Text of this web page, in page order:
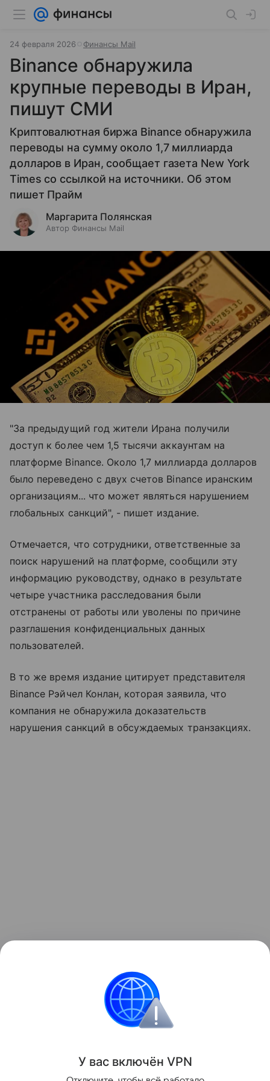
24 февраля 2026 Финансы Mail
Binance обнаружила
крупные переводы в Иран,
пишут СМИ
Криптовалютная биржа Binance обнаружила
переводы на сумму около 1,7 миллиарда
долларов в Иран, сообщает газета New York
Times со ссылкой на источники. Об этом
пишет Прайм
Маргарита Полянская
Автор Финансы Mail
"За предыдущий год жители Ирана получили
доступ к более чем 1,5 тысячи аккаунтам на
платформе Binance. Около 1,7 миллиарда долларов
было переведено с двух счетов Binance иранским
организациям... что может являться нарушением
глобальных санкций", - пишет издание.
Отмечается, что сотрудники, ответственные за
поиск нарушений на платформе, сообщили эту
информацию руководству, однако в результате
четыре участника расследования были
отстранены от работы или уволены по причине
разглашения конфиденциальных данных
пользователей.
В то же время издание цитирует представителя
Binance Рэйчел Конлан, которая заявила, что
компания не обнаружила доказательств
нарушения санкций в обсуждаемых транзакциях.
Данная информация носит исключительно
информационный (ознакомительный) характер и
не является индивидуальной инвестиционной
У вас включён VPN